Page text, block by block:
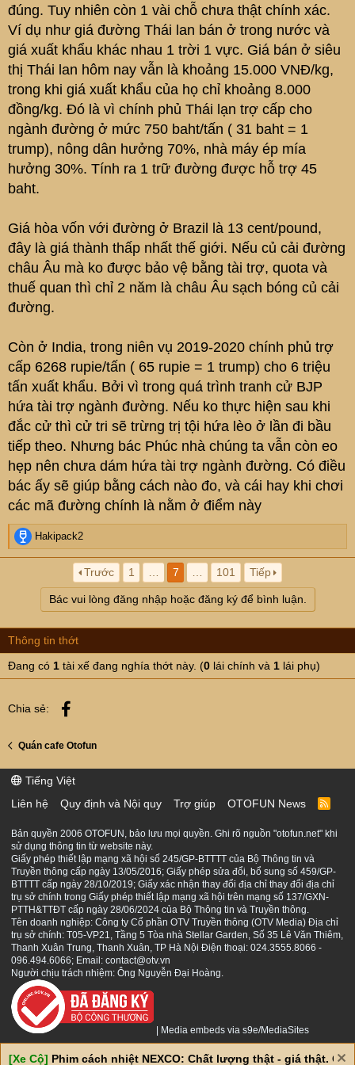
Nhưng ngành mía đường của VN thì lại rất kém
sức cạnh tranh, giá thành cao hơn nhiều nước
xung quanh nên VN không xuất khẩu được đường
mà thậm chí còn nhập khẩu. Dân VN đang phải ăn
đường với giá đắt hơn rất nhiều so với giá bên
Campuchia, Malaysia, Thái Lan... Ngành mía
đường VN sống được là nhờ hàng rào thuế quan
bảo hộ của nhà nước, nếu nhà nước bỏ bảo hộ thì
giá đường sẽ giảm và nhiều DN ngành này sẽ phá
thương mại thì VN phải bỏ bảo hộ ngành mía
đường (có đi có lại vì các nước khác nó mở cửa
nhiều ngành hàng cho VN xuất khẩu sang nó). Ví
dụ như theo cam kết thực thi hiệp định Atiga thì bắt
đầu từ 1/1/2018, Việt Nam phải xóa bỏ hạn ngạch
ASEAN (tức là bỏ quota và thuế nhập khẩu phải
xuống 0%). Khi đó VN đã phải xin các nước
ASEAN cho hoãn thời hạn lại 2 năm, đến 1/1/2020
mới thực hiện việc mở cửa ngành này. Từ
1/1/2020, thực hiện theo Atiga thì DN ngành mía
đường VN sấp mặt vì khó cạnh tranh nổi với sản
phẩm của mấy nước kia.
Sở dĩ giá thành đường của VN cao hơn các nước
kia là do nhiều nguyên nhân, ví dụ như giống mía
VN năng suất thấp hơn (năng suất mía VN thường
chỉ 50-70 tấn/ha, lác đác 1 vài nơi đạt năng suất
90-100 tấn/ha, trong khi từ nhiều năm trước bọn
Malaysia đã đạt năng suất bình quân 120 tấn/ha,
đến giờ thậm chí bọn Thái Lan và Malaysia đạt
năng suất 190 tấn/ha), sâu bệnh ở VN nhiều nên
tốn nhiều chi phí thuốc bảo vệ thực vật, diện tích
giới nông nghiệp, số giờ nắng ít hơn nên trữ
hơn, công nghệ chế biến của các nhà máy VN lạc
hậu hơn (đa số DN VN sử dụng công nghệ TQ,
một số ít DN sử dụng công nghệ của Ấn Độ,
Pakistan)... Tương lai ngành mía đường VN khá
ảm đạm nên các DN ngành này suốt ngày gào lên
xin nhà nước bao cấp, bảo hộ, hỗ trợ... Cá nhân
em đánh giá rằng nếu ngành này mà nhà nước bỏ
bảo hộ, thả ra cho tự do cạnh tranh thì đa số DN
sẽ toi. Thực ra điều đó cũng tốt, VN có lợi thế cạnh
tranh về các loại cây trồng như gạo, chè, cà phê,
hạt điều, cacao, thanh long, vải, chanh leo... chứ
không có lợi thế cạnh tranh về củ cải đường và
mía đường. Vì vậy ta nên dồn nguồn lực vào
những ngành VN có lợi thế cạnh tranh chứ không
nên bảo hộ ngành đường như bây giờ khiến cho
dân phải ăn đường với giá cao hơn giá các nước
đúng. Tuy nhiên còn 1 vài chỗ chưa thật chính xác.
Ví dụ như giá đường Thái lan bán ở trong nước và
giá xuất khẩu khác nhau 1 trời 1 vực. Giá bán ở siêu
thị Thái lan hôm nay vẫn là khoảng 15.000 VNĐ/kg,
trong khi giá xuất khẩu của họ chỉ khoảng 8.000
đồng/kg. Đó là vì chính phủ Thái lạn trợ cấp cho
ngành đường ở mức 750 baht/tấn ( 31 baht = 1
trump), nông dân hưởng 70%, nhà máy ép mía
hưởng 30%. Tính ra 1 trữ đường được hỗ trợ 45
baht.
Giá hòa vốn với đường ở Brazil là 13 cent/pound,
đây là giá thành thấp nhất thế giới. Nếu củ cải đường
châu Âu mà ko được bảo vệ bằng tài trợ, quota và
thuế quan thì chỉ 2 năm là châu Âu sạch bóng củ cải
đường.
Còn ở India, trong niên vụ 2019-2020 chính phủ trợ
cấp 6268 rupie/tấn ( 65 rupie = 1 trump) cho 6 triệu
tấn xuất khẩu. Bởi vì trong quá trình tranh cử BJP
hứa tài trợ ngành đường. Nếu ko thực hiện sau khi
đắc cử thì cử tri sẽ trừng trị tội hứa lèo ở lần đi bầu
tiếp theo. Nhưng bác Phúc nhà chúng ta vẫn còn eo
hẹp nên chưa dám hứa tài trợ ngành đường. Có điều
bác ấy sẽ giúp bằng cách nào đo, và cái hay khi chơi
các mã đường chính là nằm ở điểm này
R
e
s
Hakipack2
Trước 1 7 101 Tiếp
Bác vui lòng đăng nhập hoặc đăng ký để bình luận.
Thông tin thớt
Đang có 1 tài xế đang nghía thớt này. (0 lái chính và 1 lái phụ)
Chia sẻ:
Quán cafe Otofun
Tiếng Việt
Liên hệ
Quy định và Nội quy Trợ giúp OTOFUN News
R
S
Bản quyền 2006 OTOFUN, bảo lưu mọi quyền. Ghi rõ nguồn "otofun.net" khi
sử dụng thông tin từ website này.
Giấy phép thiết lập mạng xã hội số 245/GP-BTTTT của Bộ Thông tin và
Truyền thông cấp ngày 13/05/2016; Giấy phép sửa đổi, bổ sung số 459/GP-
BTTTT cấp ngày 28/10/2019; Giấy xác nhận thay đổi địa chỉ thay đổi địa chỉ
trụ sở chính trong Giấy phép thiết lập mạng xã hội trên mạng số 137/GXN-
PTTH&TTĐT cấp ngày 28/06/2024 của Bộ Thông tin và Truyền thông.
Tên doanh nghiệp: Công ty Cổ phần OTV Truyền thông (OTV Media) Địa chỉ
trụ sở chính: T05-VP21, Tầng 5 Tòa nhà Stellar Garden, Số 35 Lê Văn Thiêm,
Thanh Xuân Trung, Thanh Xuân, TP Hà Nội Điện thoại: 024.3555.8066 -
096.494.6066; Email: contact@otv.vn
Người chịu trách nhiệm: Ông Nguyễn Đại Hoàng.
Media embeds via s9e/MediaSites
[Xe Cộ] Phim cách nhiệt NEXCO: Chất lượng thật - giá thật. Giá